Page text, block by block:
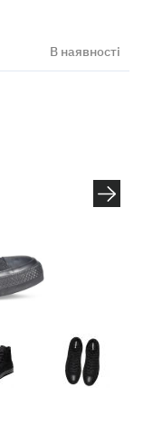
В наявності